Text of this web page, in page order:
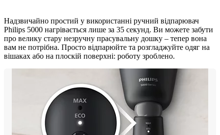
Надзвичайно простий у використанні ручний відпарювач
Philips 5000 нагрівається лише за 35 секунд. Ви можете забути
про велику стару незручну прасувальну дошку – тепер вона
вам не потрібна. Просто відпарюйте та розгладжуйте одяг на
вішаках або на плоскій поверхні: роботу зроблено.